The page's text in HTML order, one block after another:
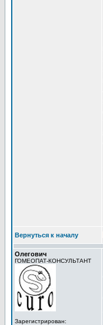
Вернуться к началу
Олегович
ГОМЕОПАТ-КОНСУЛЬТАНТ
Зарегистрирован: